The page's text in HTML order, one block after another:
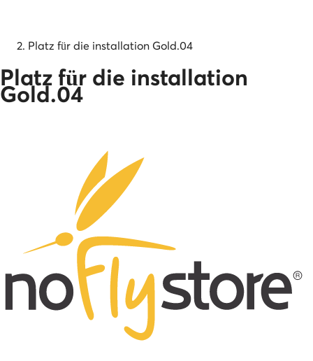
Platz für die installation Gold.04
Platz für die installation
Gold.04